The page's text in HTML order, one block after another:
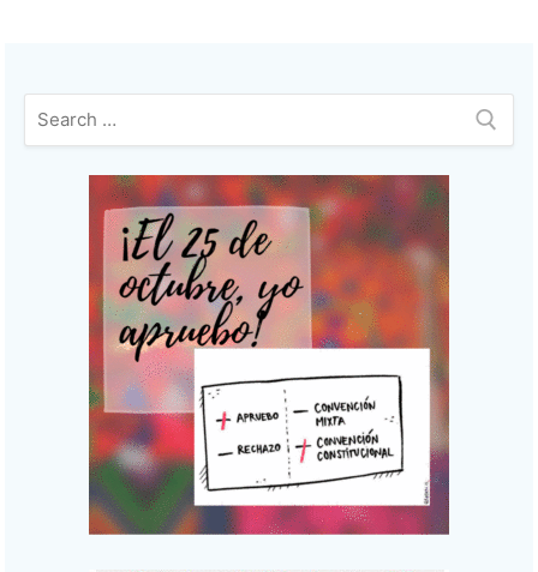
Buscar: